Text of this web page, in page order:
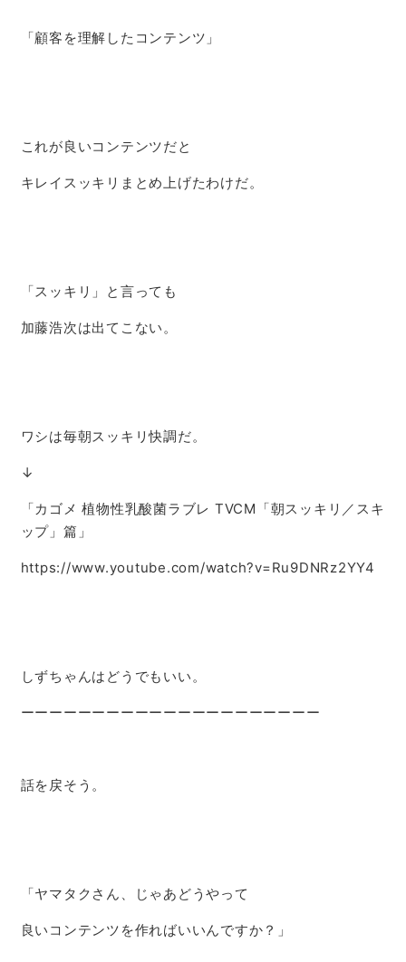
「顧客を理解したコンテンツ」
これが良いコンテンツだと
キレイスッキリまとめ上げたわけだ。
「スッキリ」と言っても
加藤浩次は出てこない。
ワシは毎朝スッキリ快調だ。
↓
「カゴメ 植物性乳酸菌ラブレ TVCM「朝スッキリ／スキ
ップ」篇」
https://www.youtube.com/watch?v=Ru9DNRz2YY4
しずちゃんはどうでもいい。
ーーーーーーーーーーーーーーーーーーーーー
話を戻そう。
「ヤマタクさん、じゃあどうやって
良いコンテンツを作ればいいんですか？」